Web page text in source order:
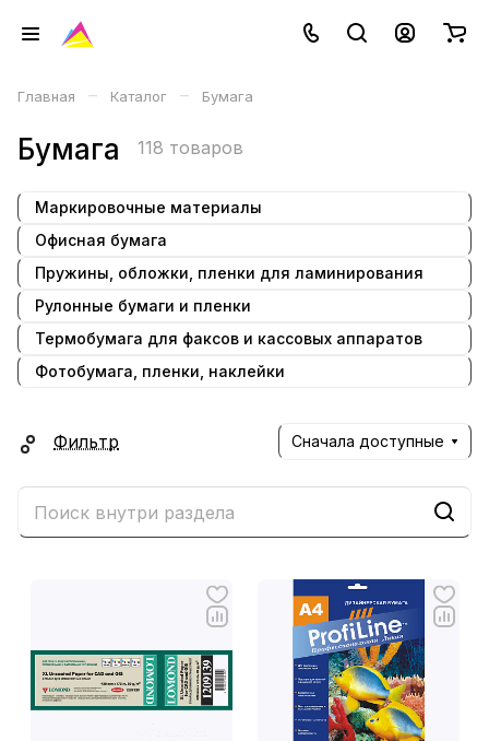
Главная – Каталог – Бумага
Бумага 118 товаров
Маркировочные материалы
Офисная бумага
Пружины, обложки, пленки для ламинирования
Рулонные бумаги и пленки
Термобумага для факсов и кассовых аппаратов
Фотобумага, пленки, наклейки
Фильтр Сначала доступные